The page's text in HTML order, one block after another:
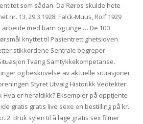
som sådan. Da Røros skulde hete
nr. 13, 29.3.1928. Falck-Muus, Rolf 1929
arbeide med barn og unge … De 100
knyttet til Pasientrettighetsloven
stikkordene Sentrale begreper
Tvang Samtykkekompetanse.
og beskrivelse av aktuelle situasjoner.
Styret Utvalg Historikk Vedtekter
Hva er heraldikk? Eksempler på opptjente
gratis gratis live sexe en bestilling på kr.
2. Bruk sylen til å lage gratis sex filmer